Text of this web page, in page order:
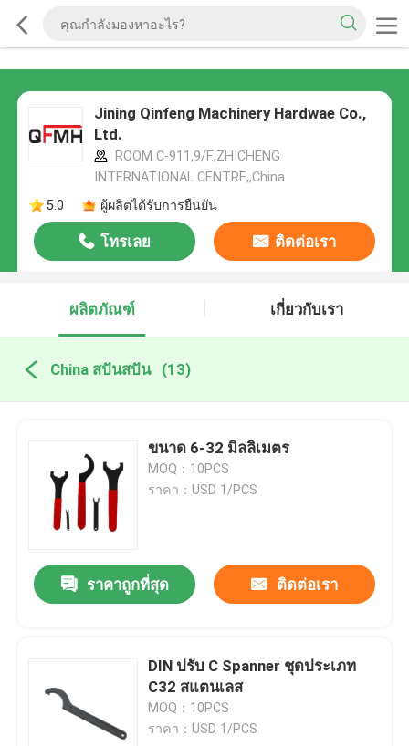
Jining Qinfeng Machinery Hardwae Co.,
Ltd.
ROOM C-911,9/F.,ZHICHENG
INTERNATIONAL CENTRE,,China
5.0
ผู้ผลิตได้รับการยืนยัน
โทรเลย ติดต่อเรา
ผลิตภัณฑ์ เกี่ยวกับเรา
China สปันสปัน (13)
ขนาด 6-32 มิลลิเมตร
MOQ：10PCS
ราคา：USD 1/PCS
ราคาถูกที่สุด ติดต่อเรา
DIN ปรับ C Spanner ชุดประเภท
C32 สแตนเลส
MOQ：10PCS
ราคา：USD 1/PCS